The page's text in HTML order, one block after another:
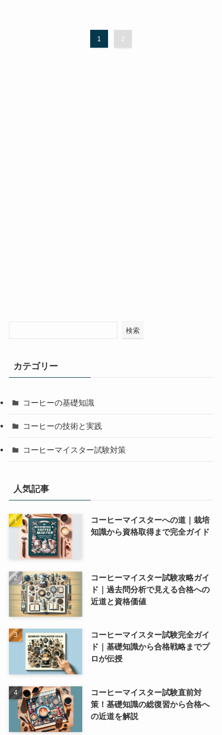
1 2
検索
カテゴリー
コーヒーの基礎知識
コーヒーの技術と実践
コーヒーマイスター試験対策
人気記事
コーヒーマイスターへの道｜栽培
知識から資格取得まで完全ガイド
コーヒーマイスター試験攻略ガイ
ド｜過去問分析で見える合格への
近道と資格価値
コーヒーマイスター試験完全ガイ
ド｜基礎知識から合格戦略までプ
ロが伝授
コーヒーマイスター試験直前対
策！基礎知識の総復習から合格へ
の近道を解説